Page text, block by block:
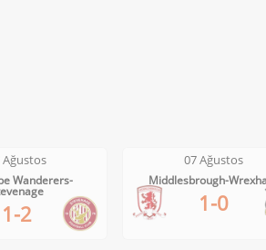
07 Ağustos
Middlesbrough-Wrexham